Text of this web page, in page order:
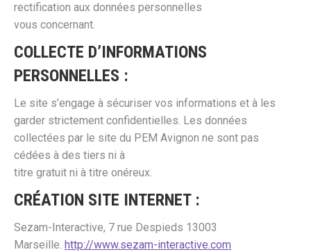
rectification aux données personnelles
vous concernant.
COLLECTE D’INFORMATIONS
PERSONNELLES :
Le site s’engage à sécuriser vos informations et à les
garder strictement confidentielles. Les données
collectées par le site du PEM Avignon ne sont pas
cédées à des tiers ni à
titre gratuit ni à titre onéreux.
CRÉATION SITE INTERNET :
Sezam-Interactive, 7 rue Despieds 13003
Marseille. http://www.sezam-interactive.com